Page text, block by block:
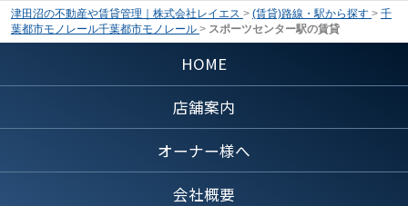
津田沼の不動産や賃貸管理｜株式会社レイエス > (賃貸)路線・駅から探す > 千
葉都市モノレール千葉都市モノレール > スポーツセンター駅の賃貸
HOME
店舗案内
オーナー様へ
会社概要